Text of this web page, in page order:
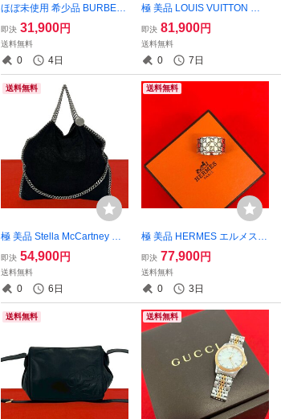
ほぼ未使用 希少品 BURBER
RY バーバリー ノバチェック
柄 ロゴ 刻印 金具 レザー 本
革 ハンドバッグ トートバッ
グ ブラック 22073
即決 31,900円
送料無料
0 4日
極 美品 LOUIS VUITTON ル
イヴィトン ヴィンテージ ノ
エ エピ レザー 本革 セミ ワ
ン ショルダーバッグ トート
バッグ ノワール 59648
即決 81,900円
送料無料
0 7日
送料無料
極 美品 Stella McCartney ス
テラマッカートニー ファラ
ベラ エコレザー 2way チェー
ン ハンドバッグ ショルダー
バッグ ブラック 36841
即決 54,900円
送料無料
0 6日
送料無料
極 美品 HERMES エルメス
シェーヌダンクル アトラー
ジュ リング シルバー925 指
輪 9号 レディース アクセサ
リー シルバー 70548
即決 77,900円
送料無料
0 3日
送料無料 送料無料